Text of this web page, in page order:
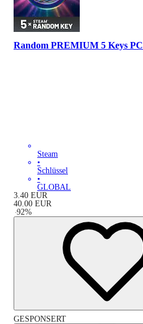
Random PREMIUM 5 Keys PC
Steam
•
Schlüssel
•
GLOBAL
3.40 EUR
40.00 EUR
-92%
GESPONSERT